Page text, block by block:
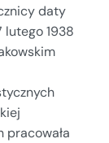
daty
1938
pracowała